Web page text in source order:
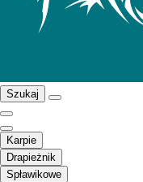
Szukaj
Karpie
Drapieżnik
Spławikowe